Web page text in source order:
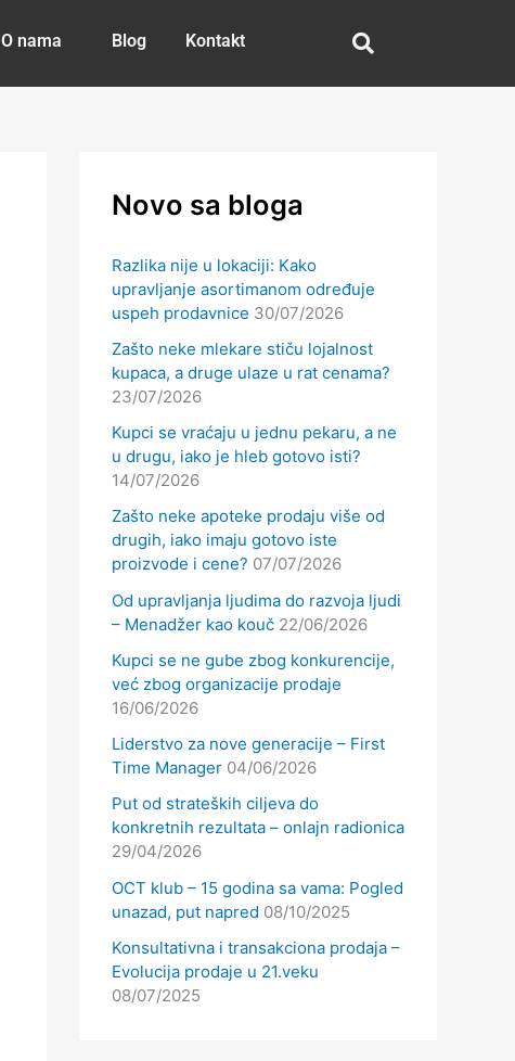
O nama Blog Kontakt
Novo sa bloga
Razlika nije u lokaciji: Kako
upravljanje asortimanom određuje
uspeh prodavnice 30/07/2026
Zašto neke mlekare stiču lojalnost
kupaca, a druge ulaze u rat cenama?
23/07/2026
Kupci se vraćaju u jednu pekaru, a ne
u drugu, iako je hleb gotovo isti?
14/07/2026
Zašto neke apoteke prodaju više od
drugih, iako imaju gotovo iste
proizvode i cene? 07/07/2026
Od upravljanja ljudima do razvoja ljudi
– Menadžer kao kouč 22/06/2026
Kupci se ne gube zbog konkurencije,
već zbog organizacije prodaje
16/06/2026
Liderstvo za nove generacije – First
Time Manager 04/06/2026
Put od strateških ciljeva do
konkretnih rezultata – onlajn radionica
29/04/2026
OCT klub – 15 godina sa vama: Pogled
unazad, put napred 08/10/2025
Konsultativna i transakciona prodaja –
Evolucija prodaje u 21.veku
08/07/2025